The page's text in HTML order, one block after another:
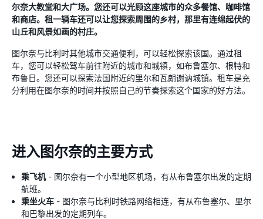
尔奈大教堂和大广场。您还可以光顾这座城市的众多餐馆、咖啡馆
和商店。租一辆车还可以让您探索周围的乡村，那里有连绵起伏的
山丘和风景如画的村庄。
图尔奈与比利时其他城市交通便利，可以轻松探索该国。通过租
车，您可以轻松驾车前往附近的城市和城镇，如布鲁塞尔、根特和
布鲁日。您还可以探索法国附近的里尔和瓦朗谢讷城镇。租车是充
分利用在图尔奈的时间并按照自己的节奏探索这个国家的好方法。
进入图尔奈的主要方式
乘飞机- 图尔奈有一个小型地区机场，有从布鲁塞尔出发的定期
航班。
乘坐火车 - 图尔奈与比利时铁路网络相连，有从布鲁塞尔、里尔
和巴黎出发的定期列车。